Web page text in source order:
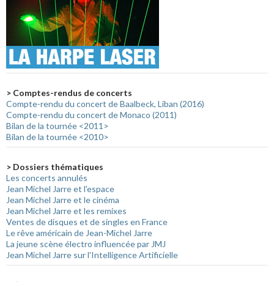
> Comptes-rendus de concerts
Compte-rendu du concert de Baalbeck, Liban (2016)
Compte-rendu du concert de Monaco (2011)
Bilan de la tournée <2011>
Bilan de la tournée <2010>
> Dossiers thématiques
Les concerts annulés
Jean Michel Jarre et l'espace
Jean Michel Jarre et le cinéma
Jean Michel Jarre et les remixes
Ventes de disques et de singles en France
Le rêve américain de Jean-Michel Jarre
La jeune scène électro influencée par JMJ
Jean Michel Jarre sur l'Intelligence Artificielle